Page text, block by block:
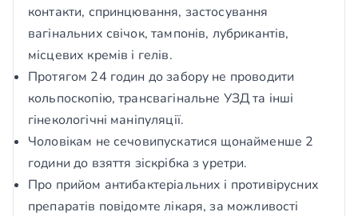
контакти, спринцювання, застосування
вагінальних свічок, тампонів, лубрикантів,
місцевих кремів і гелів.
Протягом 24 годин до забору не проводити
кольпоскопію, трансвагінальне УЗД та інші
гінекологічні маніпуляції.
Чоловікам не сечовипускатися щонайменше 2
години до взяття зіскрібка з уретри.
Про прийом антибактеріальних і противірусних
препаратів повідомте лікаря, за можливості